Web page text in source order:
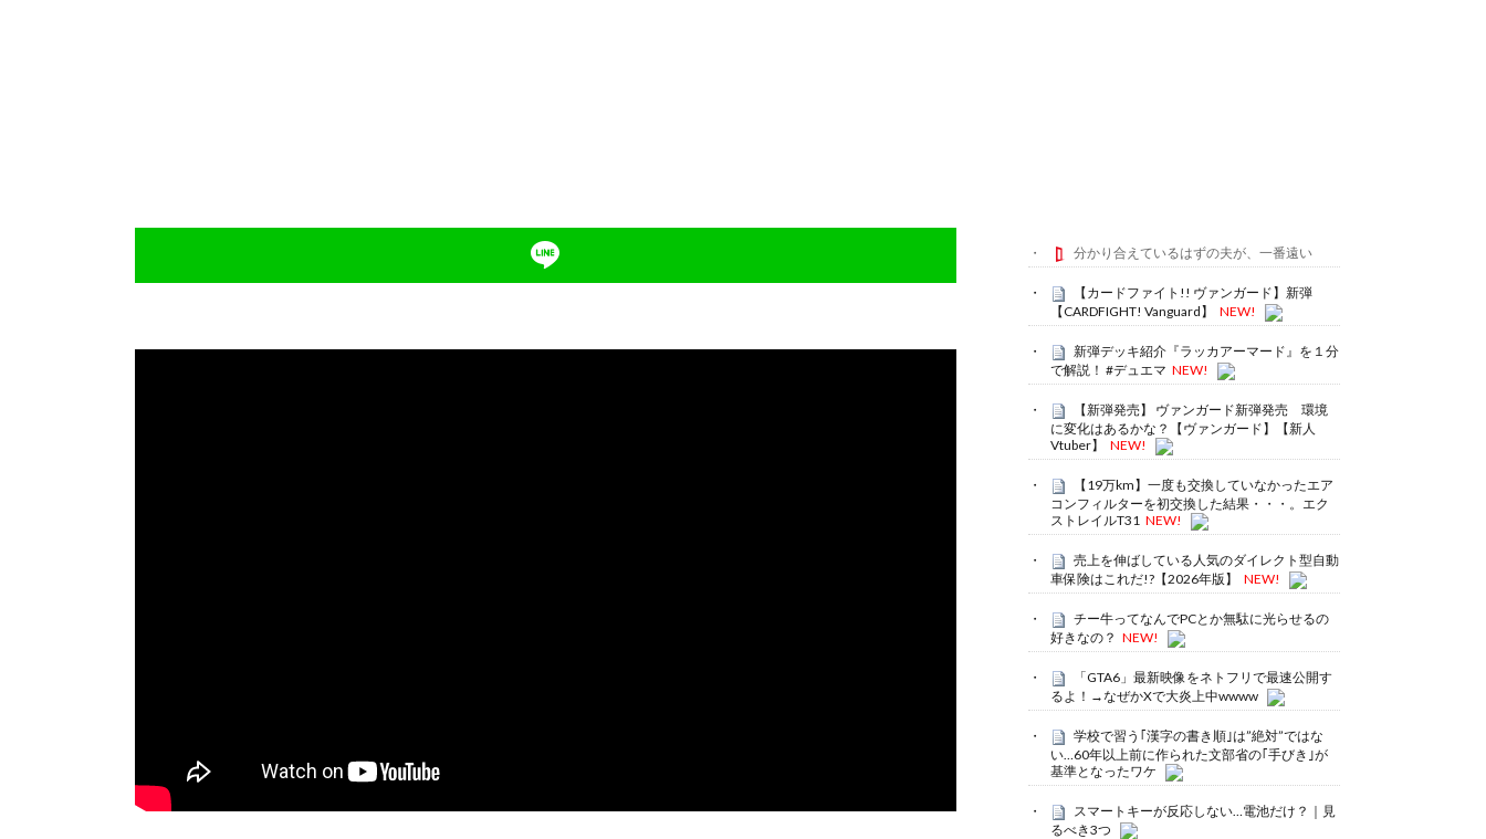
分かり合えているはずの夫が、一番遠い
【カードファイト!! ヴァンガード】新弾
【CARDFIGHT! Vanguard】
NEW!
新弾デッキ紹介『ラッカアーマード』を１分
で解説！ #デュエマ NEW!
【新弾発売】 ヴァンガード新弾発売 環境
に変化はあるかな？【ヴァンガード】【新人
Vtuber】
NEW!
【19万km】一度も交換していなかったエア
コンフィルターを初交換した結果・・・。エク
ストレイルT31 NEW!
売上を伸ばしている人気のダイレクト型自動
車保険はこれだ!?【2026年版】
NEW!
チー牛ってなんでPCとか無駄に光らせるの
好きなの？ NEW!
「GTA6」最新映像をネトフリで最速公開す
るよ！→なぜかXで大炎上中wwww
学校で習う｢漢字の書き順｣は”絶対”ではな
い…60年以上前に作られた文部省の｢手びき｣が
基準となったワケ
スマートキーが反応しない…電池だけ？｜見
るべき3つ